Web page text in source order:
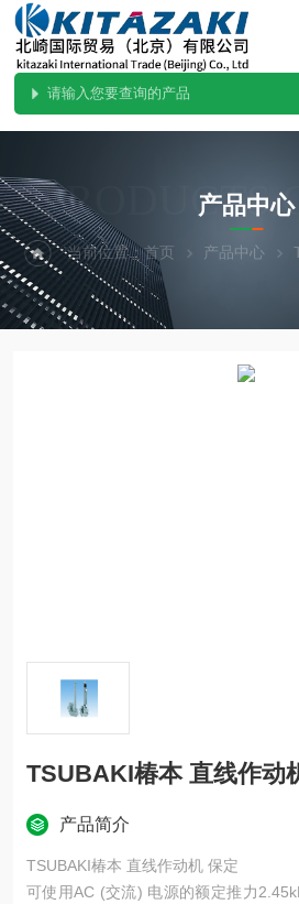
PRODUCTS
产品中心
当前位置：首页 产品中心
产品简介
TSUBAKI椿本 直线作动机 保定
可使用AC (交流) 电源的额定推力